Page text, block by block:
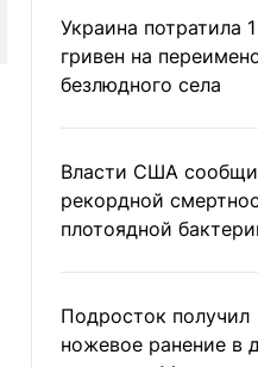
Украина потратила
гривен на
безлюдного села
Власти США
рекордной
плотоядной
Подросток получил
ножевое ранение в